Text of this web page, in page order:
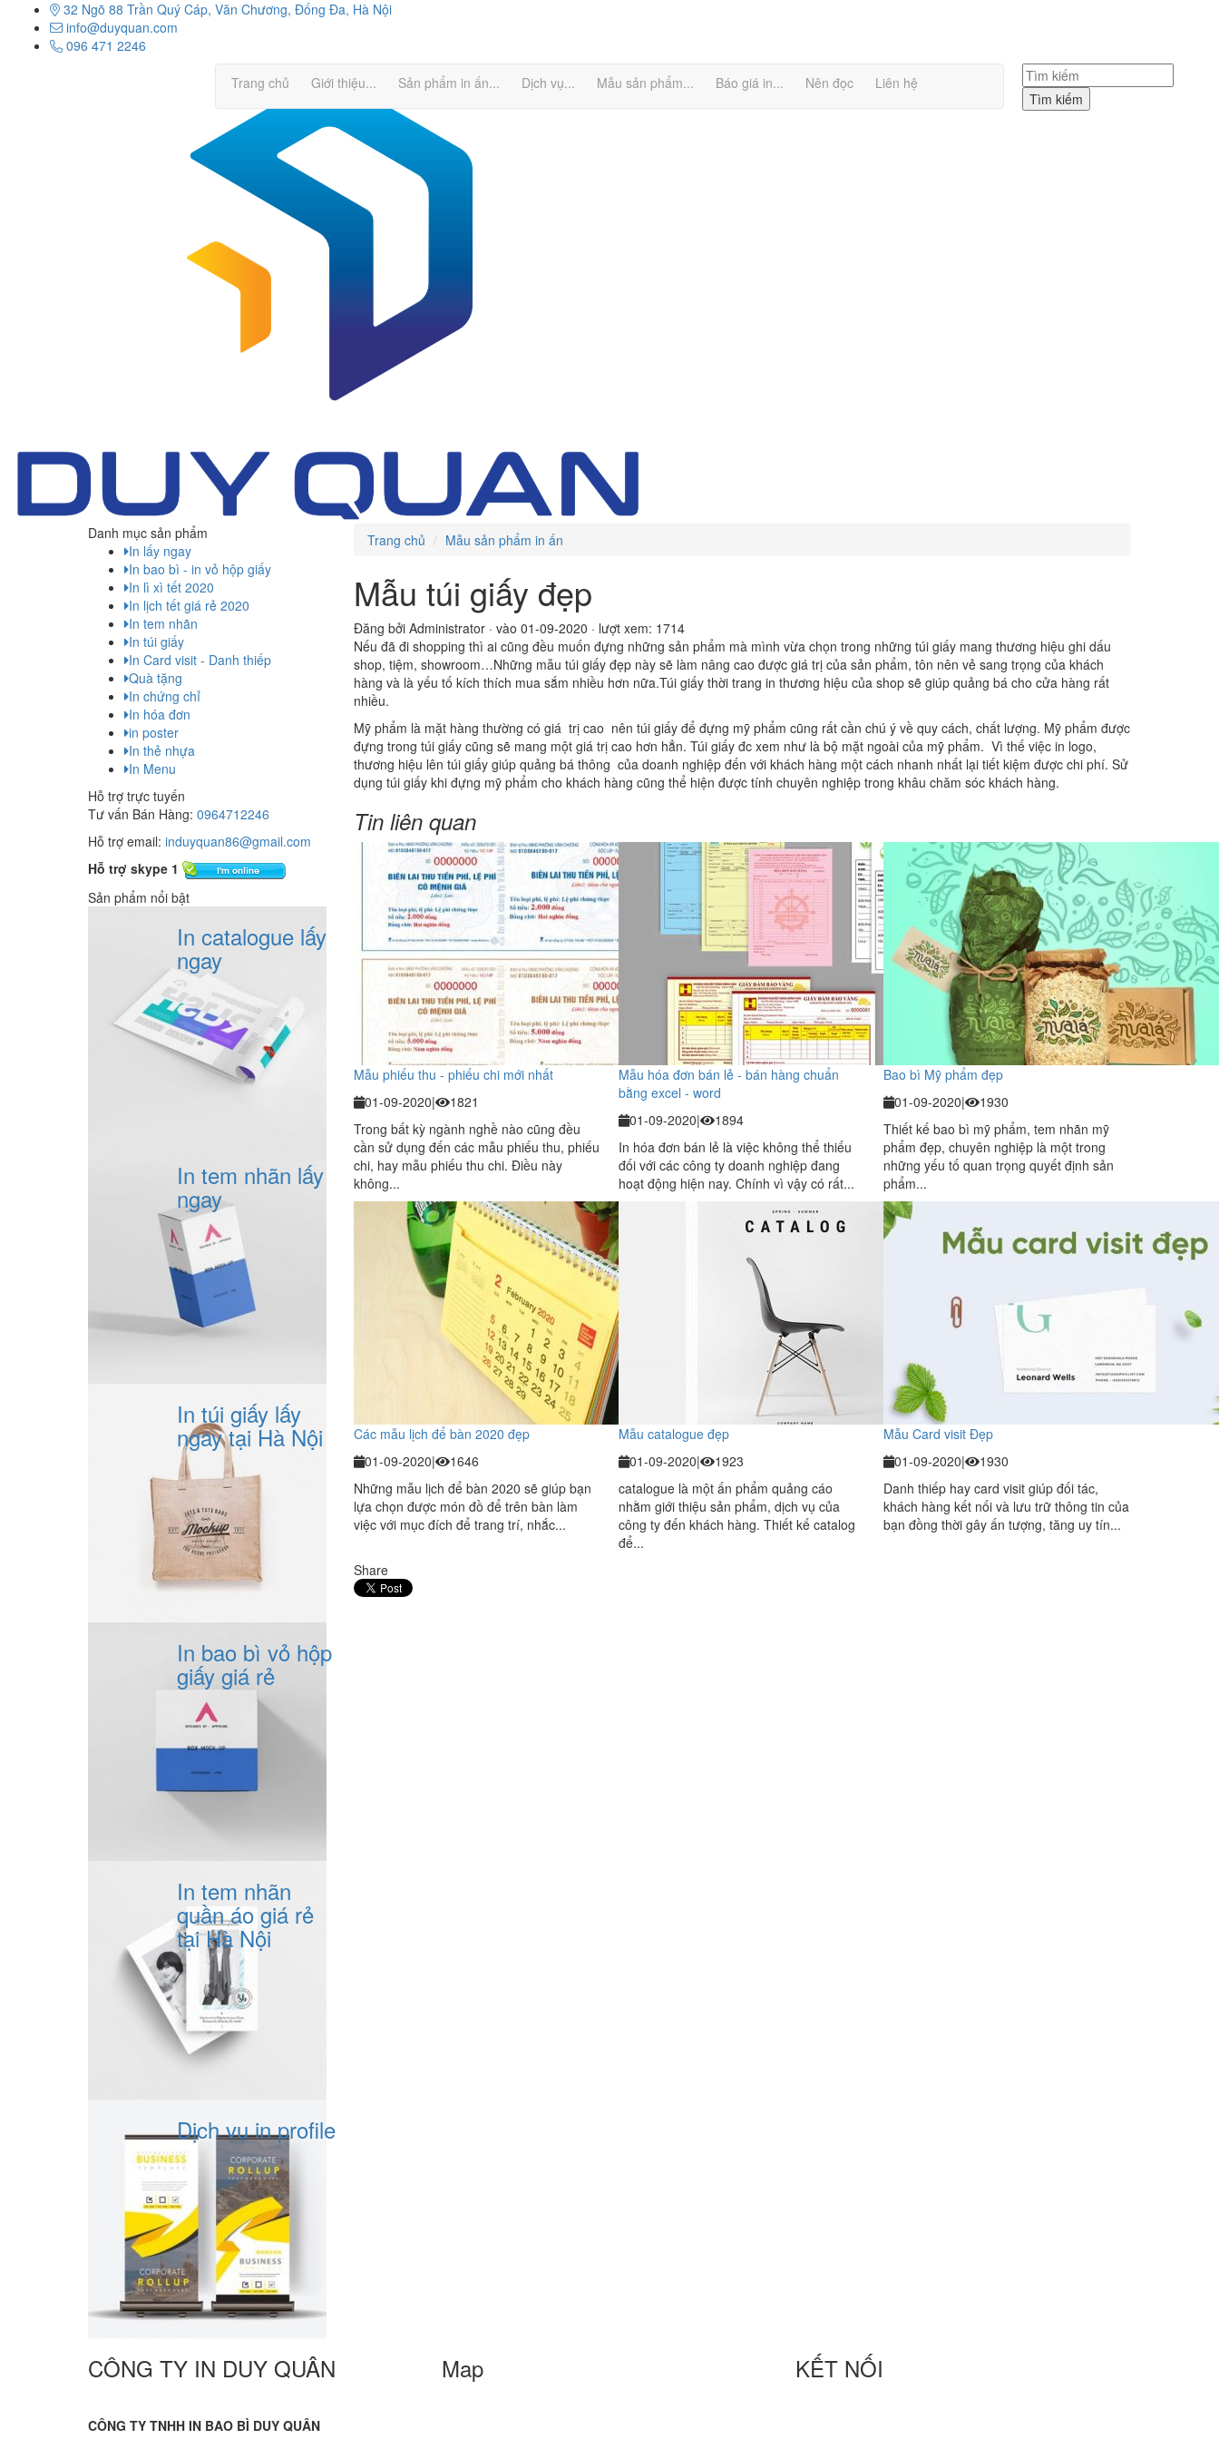
32 Ngõ 88 Trần Quý Cáp, Văn Chương, Đống Đa, Hà Nội
info@duyquan.com
096 471 2246
Trang chủ Giới thiệu... Sản phẩm in ấn... Dịch vụ... Mẫu sản phẩm... Báo giá in... Nên đọc Liên hệ
Trang chủ Mẫu sản phẩm in ấn
Mẫu túi giấy đẹp
Đăng bởi Administrator · vào 01-09-2020 · lượt xem: 1714
Nếu đã đi shopping thì ai cũng đều muốn đựng những sản phẩm mà mình vừa chọn trong những túi giấy mang thương hiệu ghi dấu
shop, tiệm, showroom…Những mẫu túi giấy đẹp này sẽ làm nâng cao được giá trị của sản phẩm, tôn nên vẻ sang trọng của khách
hàng và là yếu tố kích thích mua sắm nhiều hơn nữa.Túi giấy thời trang in thương hiệu của shop sẽ giúp quảng bá cho cửa hàng rất
nhiều.
Mỹ phẩm là mặt hàng thường có giá trị cao nên túi giấy để đựng mỹ phẩm cũng rất cần chú ý về quy cách, chất lượng. Mỹ phẩm được
đựng trong túi giấy cũng sẽ mang một giá trị cao hơn hẳn. Túi giấy đc xem như là bộ mặt ngoài của mỹ phẩm. Vì thế việc in logo,
thương hiệu lên túi giấy giúp quảng bá thông của doanh nghiệp đến với khách hàng một cách nhanh nhất lại tiết kiệm được chi phí. Sử
dụng túi giấy khi đựng mỹ phẩm cho khách hàng cũng thể hiện được tính chuyên nghiệp trong khâu chăm sóc khách hàng.
Tin liên quan
Mẫu phiếu thu - phiếu chi mới nhất
01-09-2020|
1821
Trong bất kỳ ngành nghề nào cũng đều
cần sử dụng đến các mẫu phiếu thu, phiếu
chi, hay mẫu phiếu thu chi. Điều này
không...
Mẫu hóa đơn bán lẻ - bán hàng chuẩn
bằng excel - word
01-09-2020|
1894
In hóa đơn bán lẻ là việc không thể thiếu
đối với các công ty doanh nghiệp đang
hoạt động hiện nay. Chính vì vậy có rất...
Bao bì Mỹ phẩm đẹp
01-09-2020|
1930
Thiết kế bao bì mỹ phẩm, tem nhãn mỹ
phẩm đẹp, chuyên nghiệp là một trong
những yếu tố quan trọng quyết định sản
phẩm...
Các mẫu lịch để bàn 2020 đẹp
01-09-2020|
1646
Những mẫu lịch để bàn 2020 sẽ giúp bạn
lựa chọn được món đồ để trên bàn làm
việc với mục đích để trang trí, nhắc...
Mẫu catalogue đẹp
01-09-2020|
1923
catalogue là một ấn phẩm quảng cáo
nhằm giới thiệu sản phẩm, dịch vụ của
công ty đến khách hàng. Thiết kế catalog
để...
Mẫu Card visit Đẹp
01-09-2020|
1930
Danh thiếp hay card visit giúp đối tác,
khách hàng kết nối và lưu trữ thông tin của
bạn đồng thời gây ấn tượng, tăng uy tín...
Share
Danh mục sản phẩm
In lấy ngay
In bao bì - in vỏ hộp giấy
In lì xì tết 2020
In lịch tết giá rẻ 2020
In tem nhãn
In túi giấy
In Card visit - Danh thiếp
Quà tặng
In chứng chỉ
In hóa đơn
in poster
In thẻ nhựa
In Menu
Hỗ trợ trực tuyến
Tư vấn Bán Hàng: 0964712246
Hỗ trợ email: induyquan86@gmail.com
Hỗ trợ skype 1
Sản phẩm nổi bật
In catalogue lấy
ngay
In tem nhãn lấy
ngay
In túi giấy lấy
ngay tại Hà Nội
In bao bì vỏ hộp
giấy giá rẻ
In tem nhãn
quần áo giá rẻ
tại Hà Nội
Dịch vụ in profile
CÔNG TY IN DUY QUÂN
CÔNG TY TNHH IN BAO BÌ DUY QUÂN
Map KẾT NỐI